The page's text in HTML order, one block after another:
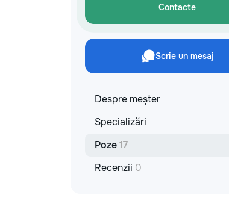
Contacte
Scrie un mesaj
Despre meșter
Specializări
Poze17
Recenzii 0